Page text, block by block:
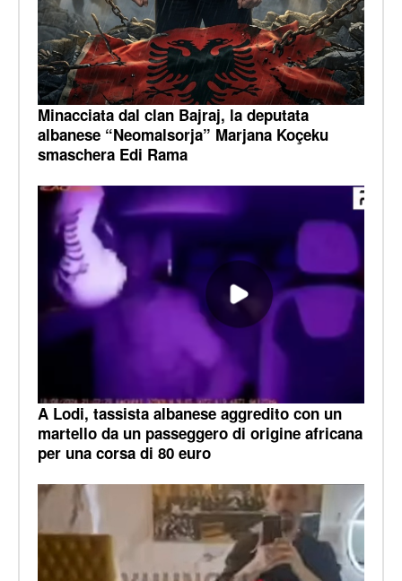
Minacciata dal clan Bajraj, la deputata
albanese “Neomalsorja” Marjana Koçeku
smaschera Edi Rama
A Lodi, tassista albanese aggredito con un
martello da un passeggero di origine africana
per una corsa di 80 euro